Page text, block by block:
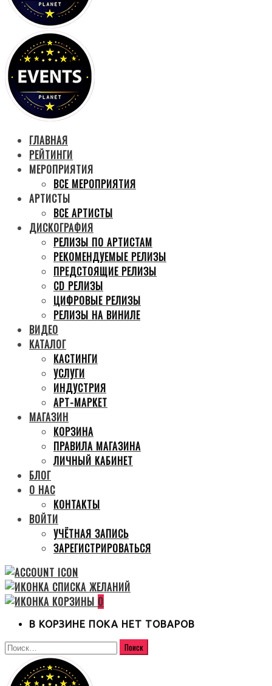
ГЛАВНАЯ
РЕЙТИНГИ
МЕРОПРИЯТИЯ
ВСЕ МЕРОПРИЯТИЯ
АРТИСТЫ
ВСЕ АРТИСТЫ
ДИСКОГРАФИЯ
РЕЛИЗЫ ПО АРТИСТАМ
РЕКОМЕНДУЕМЫЕ РЕЛИЗЫ
ПРЕДСТОЯЩИЕ РЕЛИЗЫ
CD РЕЛИЗЫ
ЦИФРОВЫЕ РЕЛИЗЫ
РЕЛИЗЫ НА ВИНИЛЕ
ВИДЕО
КАТАЛОГ
КАСТИНГИ
УСЛУГИ
ИНДУСТРИЯ
АРТ-МАРКЕТ
МАГАЗИН
КОРЗИНА
ПРАВИЛА МАГАЗИНА
ЛИЧНЫЙ КАБИНЕТ
БЛОГ
О НАС
КОНТАКТЫ
ВОЙТИ
УЧЁТНАЯ ЗАПИСЬ
ЗАРЕГИСТРИРОВАТЬСЯ
0
В КОРЗИНЕ ПОКА НЕТ ТОВАРОВ